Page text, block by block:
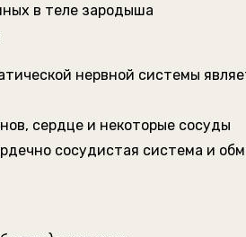
в теле зародыша
нервной системы
сердце и некоторые сосуды
сосудистая система и